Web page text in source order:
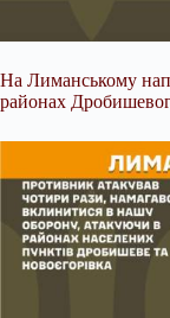
На Лиманському
районах